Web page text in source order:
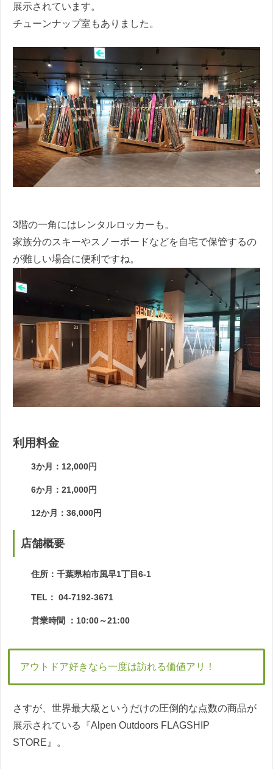
展示されています。
チューンナップ室もありました。
3階の一角にはレンタルロッカーも。
家族分のスキーやスノーボードなどを自宅で保管するの
が難しい場合に便利ですね。
利用料金
3か月：12,000円
6か月：21,000円
12か月：36,000円
店舗概要
住所：千葉県柏市風早1丁目6-1
TEL： 04-7192-3671
営業時間 ：10:00～21:00
アウトドア好きなら一度は訪れる価値アリ！
さすが、世界最大級というだけの圧倒的な点数の商品が
展示されている『Alpen Outdoors FLAGSHIP
STORE』。